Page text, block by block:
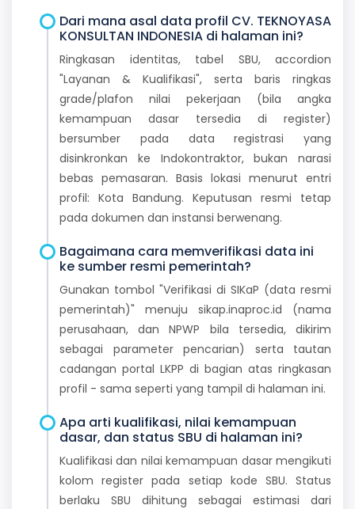
Dari mana asal data profil CV. TEKNOYASA
KONSULTAN INDONESIA di halaman ini?
Ringkasan identitas, tabel SBU, accordion
"Layanan & Kualifikasi", serta baris ringkas
grade/plafon nilai pekerjaan (bila angka
kemampuan dasar tersedia di register)
bersumber pada data registrasi yang
disinkronkan ke Indokontraktor, bukan narasi
bebas pemasaran. Basis lokasi menurut entri
profil: Kota Bandung. Keputusan resmi tetap
pada dokumen dan instansi berwenang.
Bagaimana cara memverifikasi data ini
ke sumber resmi pemerintah?
Gunakan tombol "Verifikasi di SIKaP (data resmi
pemerintah)" menuju sikap.inaproc.id (nama
perusahaan, dan NPWP bila tersedia, dikirim
sebagai parameter pencarian) serta tautan
cadangan portal LKPP di bagian atas ringkasan
profil - sama seperti yang tampil di halaman ini.
Apa arti kualifikasi, nilai kemampuan
dasar, dan status SBU di halaman ini?
Kualifikasi dan nilai kemampuan dasar mengikuti
kolom register pada setiap kode SBU. Status
berlaku SBU dihitung sebagai estimasi dari